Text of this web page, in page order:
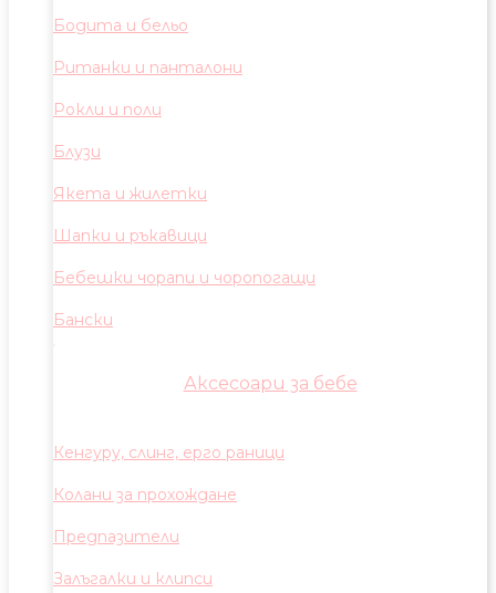
Бодита и бельо
Ританки и панталони
Рокли и поли
Блузи
Якета и жилетки
Шапки и ръкавици
Бебешки чорапи и чоропогащи
Бански
Аксесоари за бебе
Кенгуру, слинг, ерго раници
Колани за прохождане
Предпазители
Залъгалки и клипси